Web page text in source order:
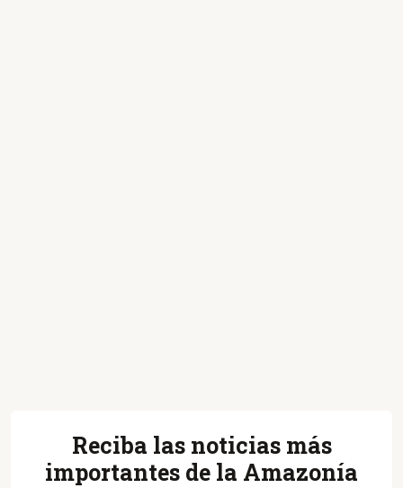
Reciba las noticias más
importantes de la Amazonía